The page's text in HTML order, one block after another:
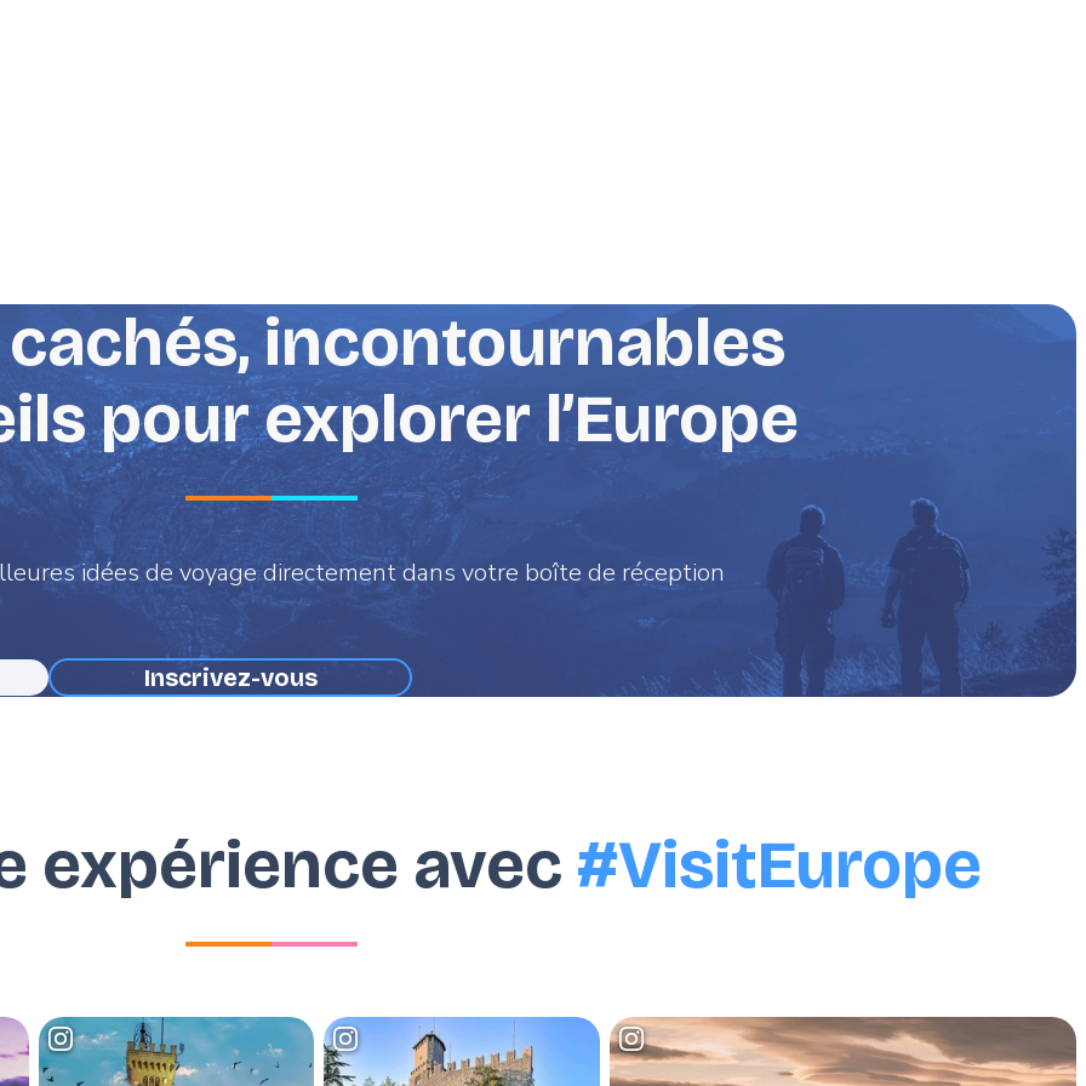
incontournables
pour explorer l’Europe
idées de voyage directement dans votre boîte de réception
expérience avec #VisitEurope